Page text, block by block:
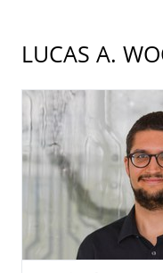
LUCAS A.